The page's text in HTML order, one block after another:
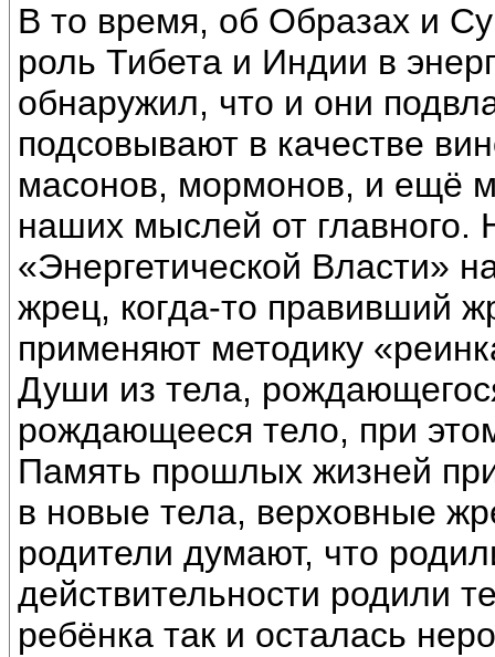
В то время, об Образах и
роль Тибета и Индии в
обнаружил, что и они
подсовывают в качестве
масонов, мормонов, и ещё
наших мыслей от главного.
«Энергетической Власти»
жрец, когда-то правивший
применяют методику
Души из тела,
рождающееся тело, при
Память прошлых жизней
в новые тела, верховные
родители думают, что
действительности родили
ребёнка так и осталась